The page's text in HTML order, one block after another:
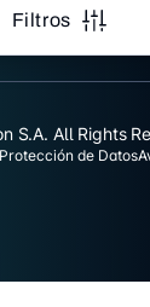
Filtros
S.A. All Rights
de Datos